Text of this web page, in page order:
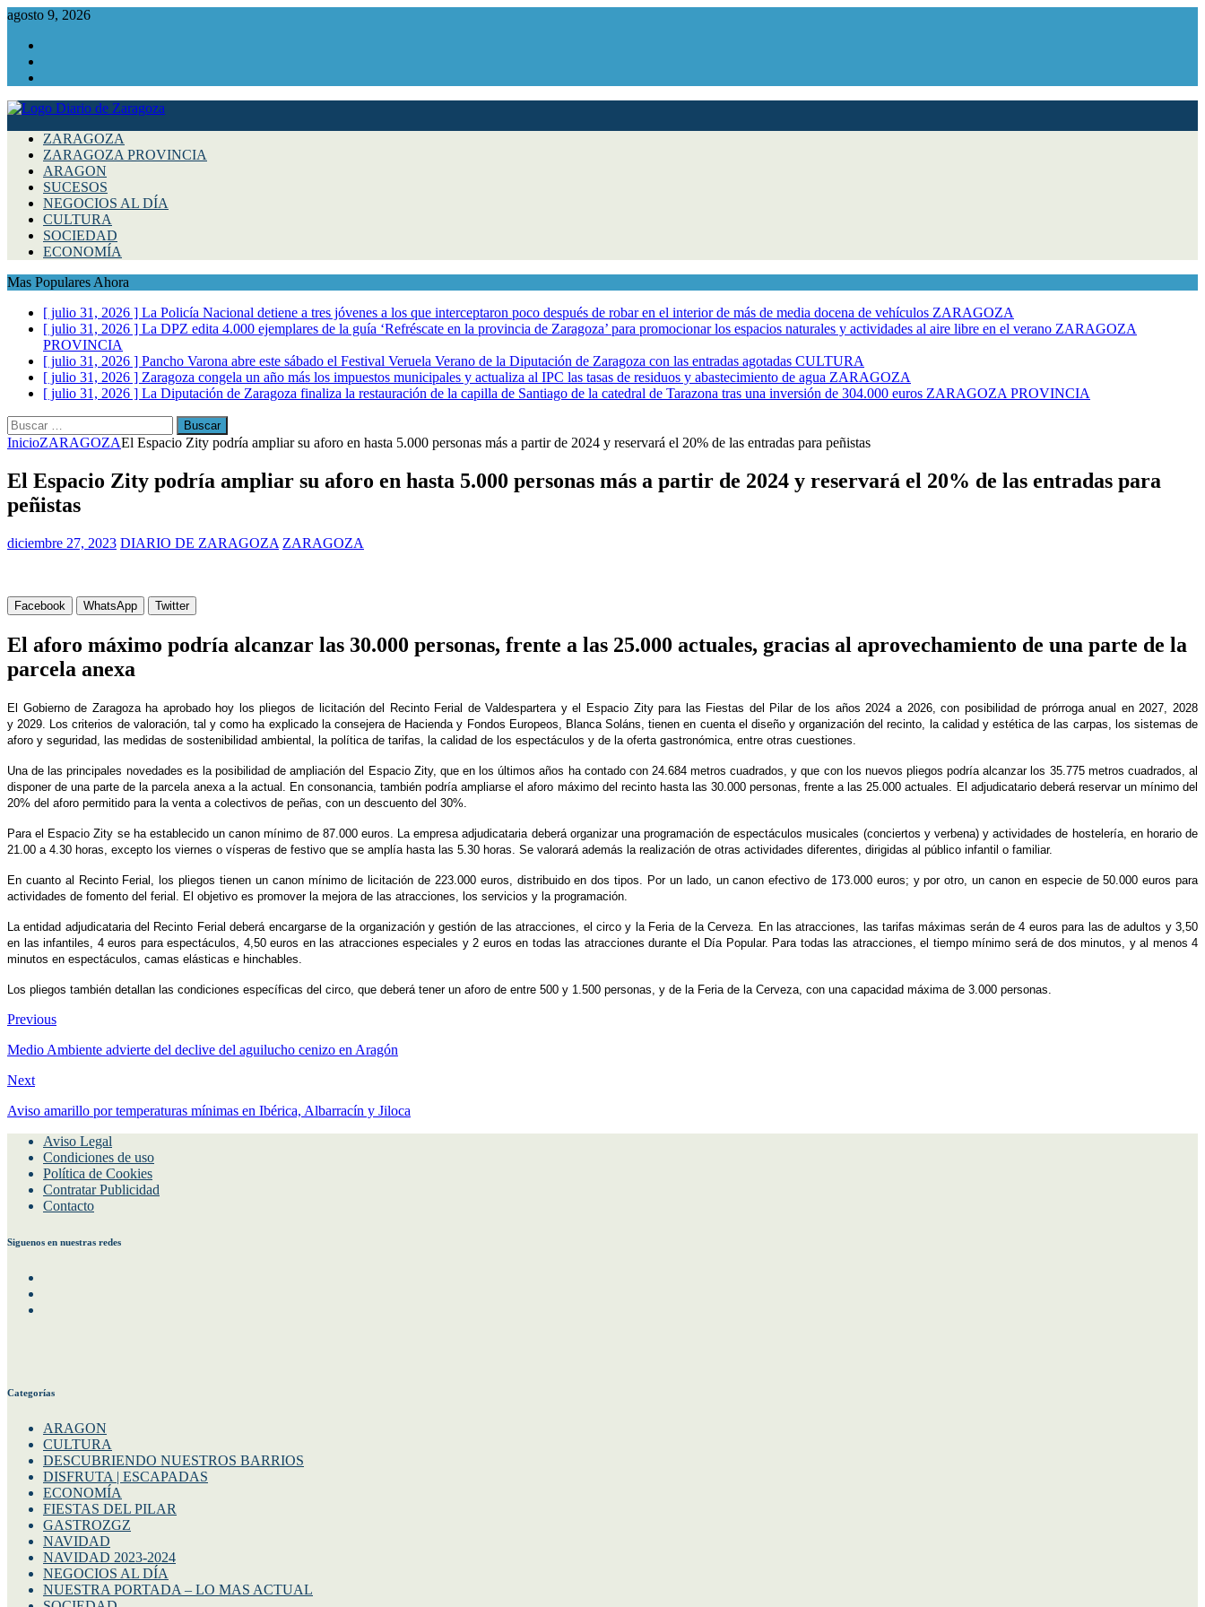
agosto 9, 2026
ZARAGOZA
ZARAGOZA PROVINCIA
ARAGON
SUCESOS
NEGOCIOS AL DÍA
CULTURA
SOCIEDAD
ECONOMÍA
Mas Populares Ahora
[ julio 31, 2026 ] La Policía Nacional detiene a tres jóvenes a los que interceptaron poco después de robar en el interior de más de media docena de vehículos ZARAGOZA
[ julio 31, 2026 ] La DPZ edita 4.000 ejemplares de la guía ‘Refréscate en la provincia de Zaragoza’ para promocionar los espacios naturales y actividades al aire libre en el verano ZARAGOZA
PROVINCIA
[ julio 31, 2026 ] Pancho Varona abre este sábado el Festival Veruela Verano de la Diputación de Zaragoza con las entradas agotadas CULTURA
[ julio 31, 2026 ] Zaragoza congela un año más los impuestos municipales y actualiza al IPC las tasas de residuos y abastecimiento de agua ZARAGOZA
[ julio 31, 2026 ] La Diputación de Zaragoza finaliza la restauración de la capilla de Santiago de la catedral de Tarazona tras una inversión de 304.000 euros ZARAGOZA PROVINCIA
Buscar:
InicioZARAGOZAEl Espacio Zity podría ampliar su aforo en hasta 5.000 personas más a partir de 2024 y reservará el 20% de las entradas para peñistas
El Espacio Zity podría ampliar su aforo en hasta 5.000 personas más a partir de 2024 y reservará el 20% de las entradas para
peñistas
diciembre 27, 2023 DIARIO DE ZARAGOZA ZARAGOZA
Facebook WhatsApp Twitter
El aforo máximo podría alcanzar las 30.000 personas, frente a las 25.000 actuales, gracias al aprovechamiento de una parte de la
parcela anexa
El Gobierno de Zaragoza ha aprobado hoy los pliegos de licitacióndel Recinto Ferial de Valdespartera y el Espacio Zity para las Fiestas del Pilar de los años 2024 a 2026, con posibilidad de prórroga anual en 2027, 2028
y 2029. Los criterios de valoración, tal y como ha explicado la consejera de Hacienda y Fondos Europeos, Blanca Soláns tienen en cuenta el diseño y organización del recinto, la calidad y estética de las carpas, los sistemas de
aforo y seguridad, las medidas de sostenibilidad ambiental, la política de tarifas, la calidad de los espectáculos y de la oferta gastronómica, entre otras cuestiones.
Una de las principales novedades es la posibilidad de ampliación del Espacio Zity, que en los últimos años ha contado con 24.684 metros cuadrados, y que con los nuevos pliegospodría alcanzar los 35.775 metros cuadrados , al
disponer de una parte de la parcela anexa a la actual. En consonancia, también podría ampliarse elaforo máximo del recintohasta las 30.000 personas , frente a las 25.000 actuales. El adjudicatario deberá reservar un mínimo del
20% del aforo permitido para la venta a colectivos de peñas, con un descuento del 30%.
Para el Espacio Zity se ha establecido uncanon mínimo de 87.000 euros . La empresa adjudicataria deberá organizar una programación de espectáculos musicales (conciertos y verbena) y actividades de hostelería, en horario de
21.00 a 4.30 horas, excepto los viernes o vísperas de festivo que se amplía hasta las 5.30 horas. Se valorará además la realización de otras actividades diferentes, dirigidas al público infantil o familiar.
En cuanto al Recinto Ferial , los pliegos tienen un canon mínimo de licitación de 223.000 euros , distribuido en dos tipos. Por un lado, un canon efectivo de 173.000 euros; y por otro, un canon en especie de 50.000 euros para
actividades de fomento del ferial. El objetivo es promover la mejora de las atracciones, los servicios y la programación.
La entidad adjudicataria del Recinto Ferial deberá encargarse de la organización y gestión de lasatracciones , elcircoy la Feria de la Cerveza . En las atracciones, lastarifas máximas serán de 4 euros para las de adultos y 3,50
en las infantiles, 4 euros para espectáculos, 4,50 euros en las atracciones especiales y 2 euros en todas las atracciones durante el Día Popular. Para todas las atracciones, el tiempo mínimo será de dos minutos, y al menos 4
minutos en espectáculos, camas elásticas e hinchables.
Los pliegos también detallan las condiciones específicas del circo, que deberá tener un aforo de entre 500 y 1.500 personas, y de la Feria de la Cerveza, con una capacidad máxima de 3.000 personas.
Previous
Medio Ambiente advierte del declive del aguilucho cenizo en Aragón
Next
Aviso amarillo por temperaturas mínimas en Ibérica, Albarracín y Jiloca
Aviso Legal
Condiciones de uso
Política de Cookies
Contratar Publicidad
Contacto
Siguenos en nuestras redes
Categorías
ARAGON
CULTURA
DESCUBRIENDO NUESTROS BARRIOS
DISFRUTA | ESCAPADAS
ECONOMÍA
FIESTAS DEL PILAR
GASTROZGZ
NAVIDAD
NAVIDAD 2023-2024
NEGOCIOS AL DÍA
NUESTRA PORTADA – LO MAS ACTUAL